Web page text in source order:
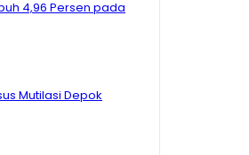
PHK, Airlangga Sebut Lapangan Kerja
Meningkat #shorts #trending
#trending
4,96 Persen pada
Mutilasi Depok